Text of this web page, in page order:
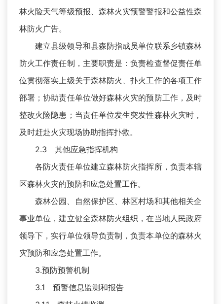
林火险天气等级预报、森林火灾预警警报和公益性森
林防火广告。
建立县级领导和县森防指成员单位联系乡镇森林
防火工作责任制，主要职责是：负责检查督促责任单
位贯彻落实上级关于森林防火、扑火工作的各项工作
部署；协助责任单位做好森林火灾的预防工作，及时
整改火险隐患；当责任单位发生突发性森林火灾时，
及时赶赴火灾现场协助指挥扑救。
2.3 其他应急指挥机构
各防火责任单位建立森林防火指挥所，负责本辖
区森林火灾的预防和应急处置工作。
森林公园、自然保护区、林区村场和其他相关企
事业单位，建立健全森林防火组织，在当地人民政府
领导下，实行单位领导负责制，负责本单位的森林火
灾预防和应急处置工作。
3.预防预警机制
3.1 预警信息监测和报告